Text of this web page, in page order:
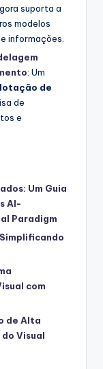
suporta a
modelos
informações.
: Um
de
de
e
Um Guia
AI-
Paradigm
com
de Alta
Visual